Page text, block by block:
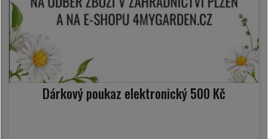
Dárkový poukaz elektronický 500 Kč